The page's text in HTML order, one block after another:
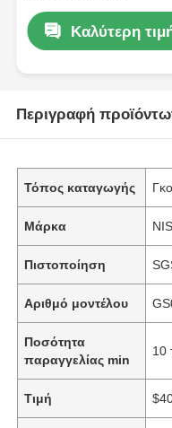
Καλύτερη
Περιγραφή
Τόπος καταγωγής
Μάρκα
Πιστοποίηση
Αριθμό μοντέλου
Ποσότητα
παραγγελίας min
10
Τιμή